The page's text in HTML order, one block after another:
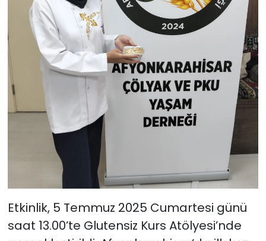
Etkinlik, 5 Temmuz 2025 Cumartesi günü
saat 13.00’te Glutensiz Kurs Atölyesi’nde